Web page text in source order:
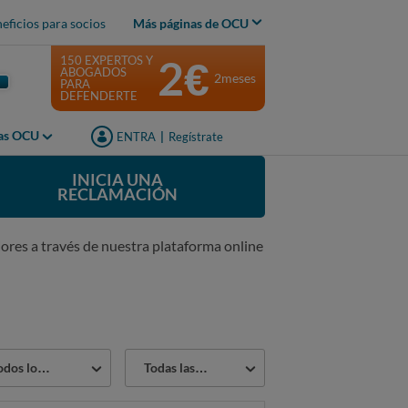
para socios Más páginas de OCU
OCU ENTRA Regístrate
150 EXPERTOS Y
ABOGADOS
PARA
DEFENDERTE
2€ 2meses
INICIA UNA
RECLAMACIÓN
a través de nuestra plataforma online
los sectores Todas las reclamaciones